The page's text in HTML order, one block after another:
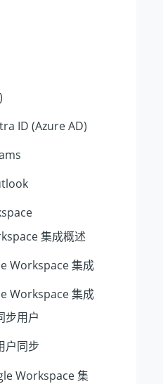
ID (Azure AD)
集成概述
Workspace 集成
Workspace 集成
步用户
户同步
Workspace 集